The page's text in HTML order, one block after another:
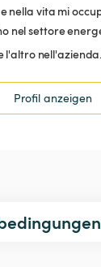
nella vita mi
nel settore
l'altro
Profil anzeigen